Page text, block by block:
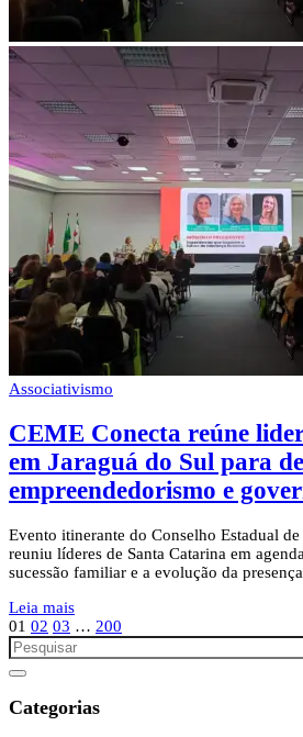
Associativismo
CEME Conecta reúne
em Jaraguá do Sul para
empreendedorismo e
Evento itinerante do Conselho Estadual
reuniu líderes de Santa Catarina em
sucessão familiar e a evolução da
Leia mais
01 02 03 … 200
Categorias